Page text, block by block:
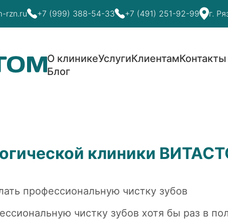
rzn.ru +7 (999) 388-54-33 +7 (491) 251-92-99 г.
О клиникеУслугиКлиентамКонтакты
Блог
клиники
профессиональную чистку зубов
чистку зубов хотя бы раз в